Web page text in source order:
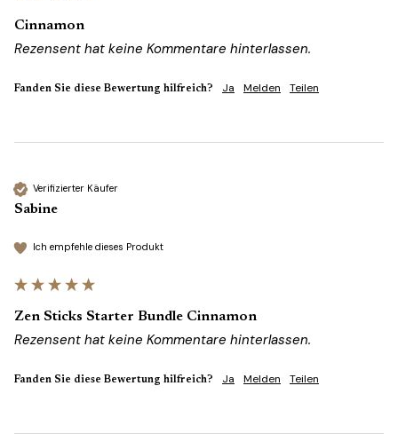
Cinnamon
Rezensent hat keine Kommentare hinterlassen.
Fanden Sie diese Bewertung hilfreich? Ja Melden Teilen
Verifizierter Käufer
Sabine
Ich empfehle dieses Produkt
Zen Sticks Starter Bundle Cinnamon
Rezensent hat keine Kommentare hinterlassen.
Fanden Sie diese Bewertung hilfreich? Ja Melden Teilen